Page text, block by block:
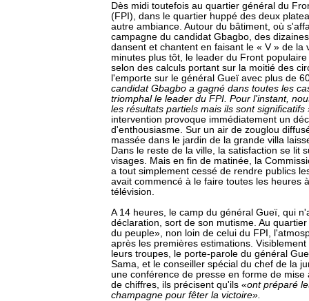
Dès midi toutefois au quartier général du
(FPI), dans le quartier huppé des deux
autre ambiance. Autour du bâtiment, où
campagne du candidat Gbagbo, des
dansent et chantent en faisant le « V » de la
minutes plus tôt, le leader du Front
selon des calculs portant sur la moitié des
l'emporte sur le général Gueï avec plus de
candidat Gbagbo a gagné dans toutes les
triomphal le leader du FPI. Pour l'instant,
les résultats partiels mais ils sont
intervention provoque immédiatement un
d'enthousiasme. Sur un air de zouglou
massée dans le jardin de la grande villa
Dans le reste de la ville, la satisfaction se lit
visages. Mais en fin de matinée, la
a tout simplement cessé de rendre publics
avait commencé à le faire toutes les heures
télévision.
A 14 heures, le camp du général Gueï, qui
déclaration, sort de son mutisme. Au
du peuple», non loin de celui du FPI,
après les premières estimations.
leurs troupes, le porte-parole du général
Sama, et le conseiller spécial du chef de la
une conférence de presse en forme de mise
de chiffres, ils précisent qu'ils «ont préparé
champagne pour fêter la victoire».